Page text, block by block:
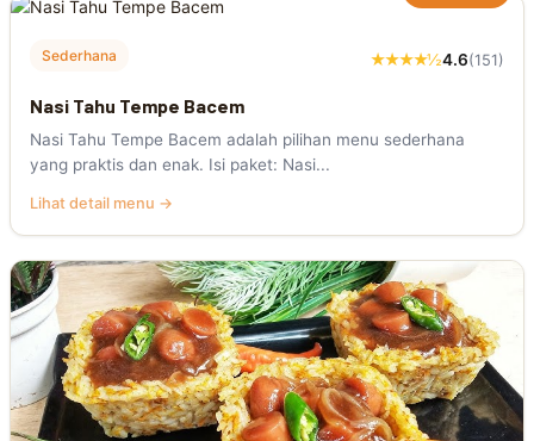
Sederhana ★★★★½4.6(151)
Nasi Tahu Tempe Bacem
Nasi Tahu Tempe Bacem adalah pilihan menu sederhana
yang praktis dan enak. Isi paket: Nasi...
Lihat detail menu →